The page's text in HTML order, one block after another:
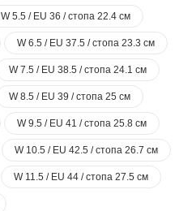
W 5.5 / EU 36 / стопа 22.4 см
W 6.5 / EU 37.5 / стопа 23.3 см
W 7.5 / EU 38.5 / стопа 24.1 см
W 8.5 / EU 39 / стопа 25 см
W 9.5 / EU 41 / стопа 25.8 см
W 10.5 / EU 42.5 / стопа 26.7 см
W 11.5 / EU 44 / стопа 27.5 см